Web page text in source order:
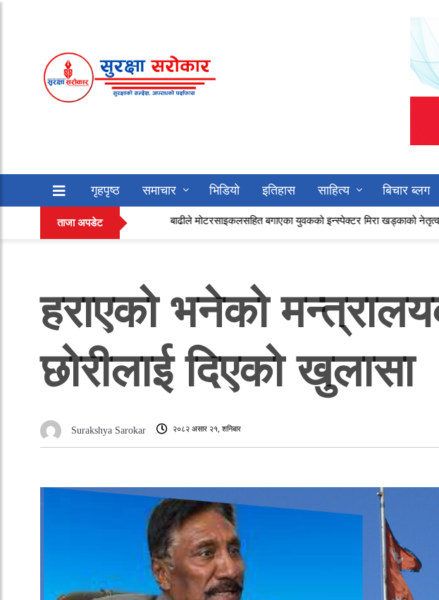
गृहपृष्ठ समाचार भिडियो इतिहास साहित्य बिचार ब्लग
सफलताको कथा अन्य
ताजा अपडेटबाढीले मोटरसाइकलसहित बगाएका युवकको इन्स्पेक्टर मिरा खड्काको नेतृत्वमा सकुशल उद्धार
हराएको भनेको
छोरीलाई दिएको खुलासा
Surakshya Sarokar २०८२ असार २१, शनिबार